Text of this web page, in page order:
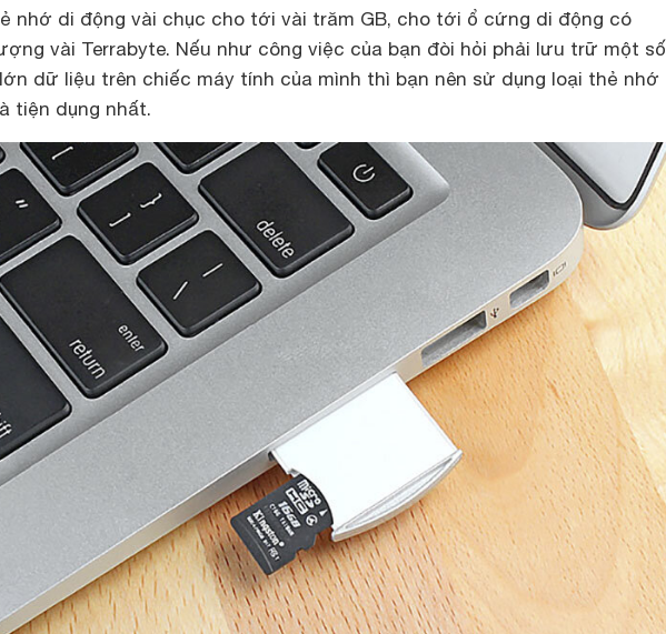
nhớ di động vài chục cho tới vài trăm GB, cho tới ổ cứng di động có
vài Terrabyte. Nếu như công việc của bạn đòi hỏi phải lưu trữ một số
dữ liệu trên chiếc máy tính của mình thì bạn nên sử dụng loại thẻ nhớ
tiện dụng nhất.